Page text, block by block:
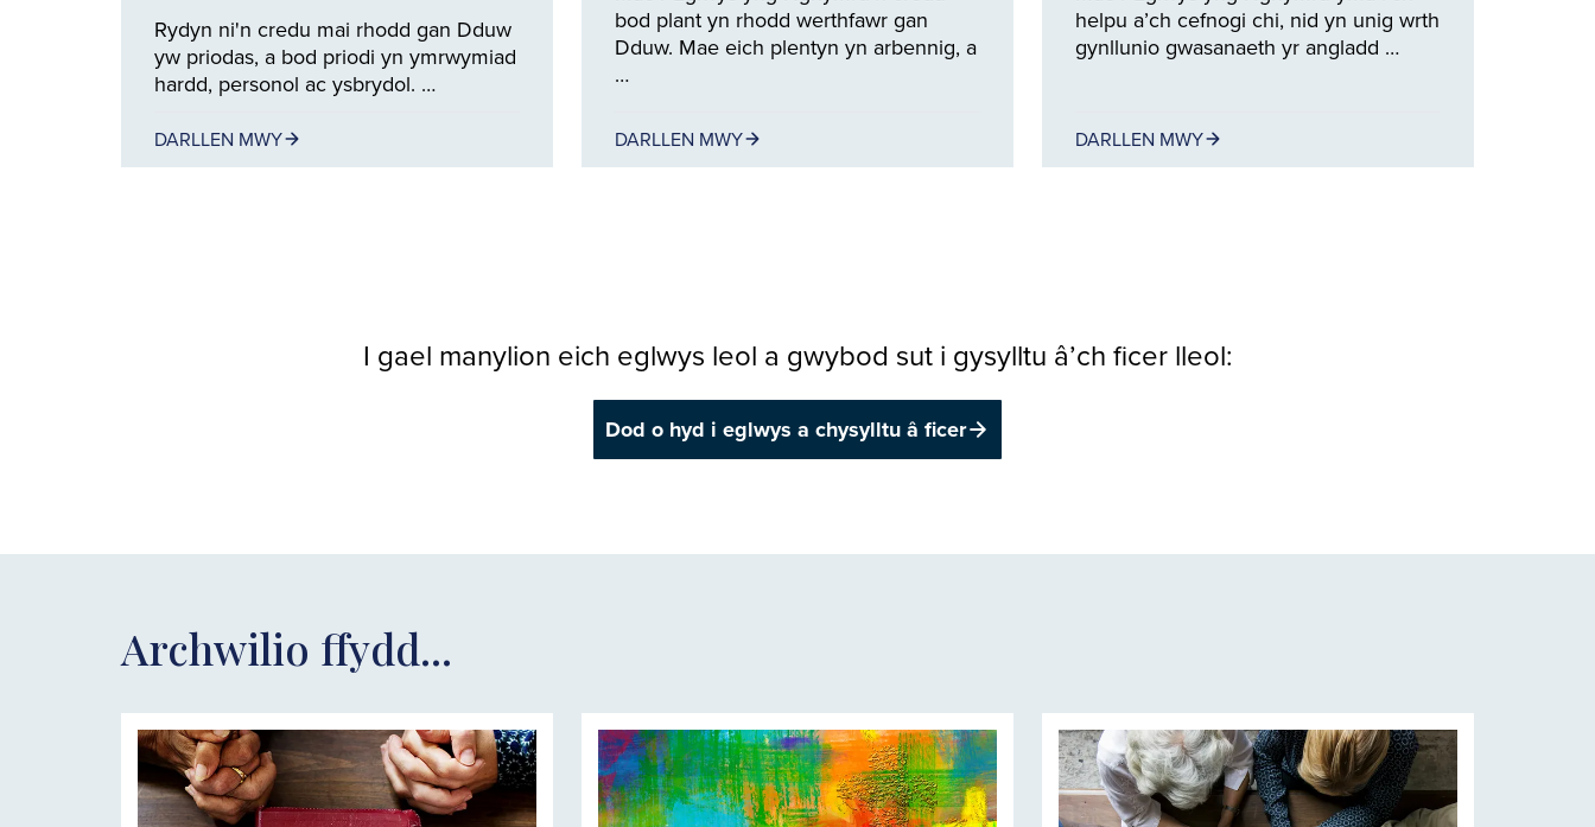
Rydyn ni'n credu mai rhodd gan Dduw
yw priodas, a bod priodi yn ymrwymiad
hardd, personol ac ysbrydol. …
DARLLEN MWY
bod plant yn rhodd werthfawr gan
Dduw. Mae eich plentyn yn arbennig, a
…
DARLLEN MWY
helpu a’ch cefnogi chi, nid yn unig wrth
gynllunio gwasanaeth yr angladd …
DARLLEN MWY
I gael manylion eich eglwys leol a gwybod sut i gysylltu â’ch ficer lleol:
Dod o hyd i eglwys a chysylltu â ficer
Archwilio ffydd...